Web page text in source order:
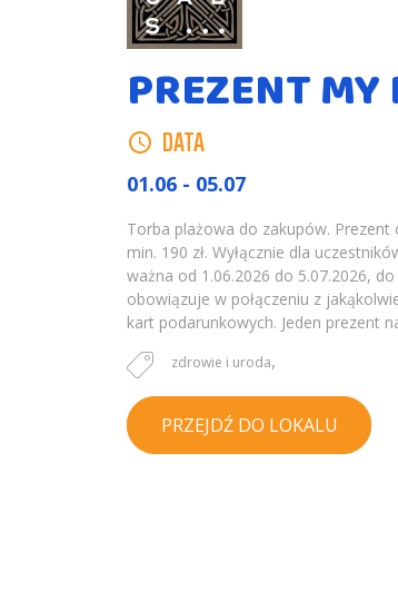
PREZENT
DATA
01.06 - 05.07
Torba plażowa do zakupów. Prezent
min. 190 zł. Wyłącznie dla
ważna od 1.06.2026 do 5.07.2026,
obowiązuje w połączeniu z
kart podarunkowych. Jeden prezent
zdrowie i uroda,
PRZEJDŹ DO LOKALU